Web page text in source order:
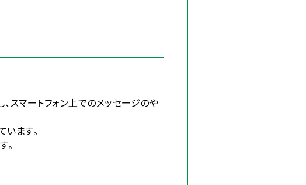
スマートフォン上でのメッセージのや
ます。
。